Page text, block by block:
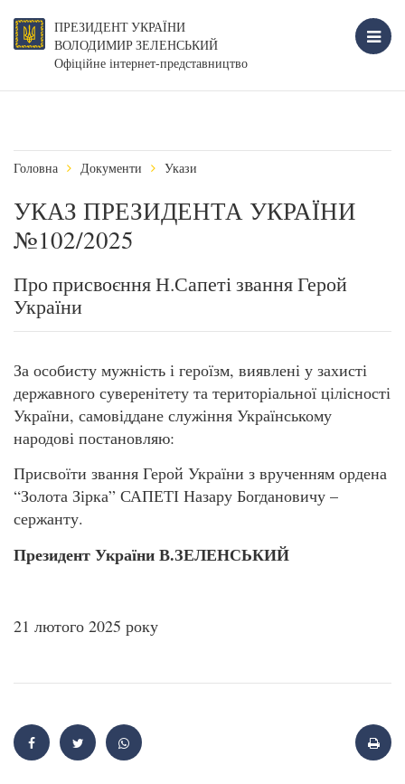
ПРЕЗИДЕНТ УКРАЇНИ
ВОЛОДИМИР ЗЕЛЕНСЬКИЙ
Офіційне інтернет-представництво
Головна Документи Укази
УКАЗ ПРЕЗИДЕНТА УКРАЇНИ
№102/2025
Про присвоєння Н.Сапеті звання Герой
України
За особисту мужність і героїзм, виявлені у захисті
державного суверенітету та територіальної цілісності
України, самовіддане служіння Українському
народові постановляю:
Присвоїти звання Герой України з врученням ордена
“Золота Зірка” САПЕТІ Назару Богдановичу –
сержанту.
Президент України В.ЗЕЛЕНСЬКИЙ
21 лютого 2025 року